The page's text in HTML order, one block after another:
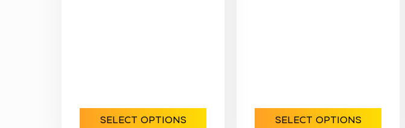
SELECT OPTIONS
SELECT OPTIONS